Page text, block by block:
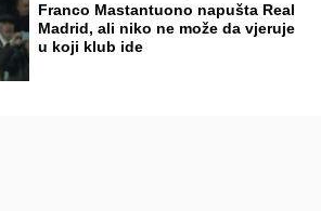
Franco Mastantuono napušta Real
Madrid, ali niko ne može da vjeruje
u koji klub ide